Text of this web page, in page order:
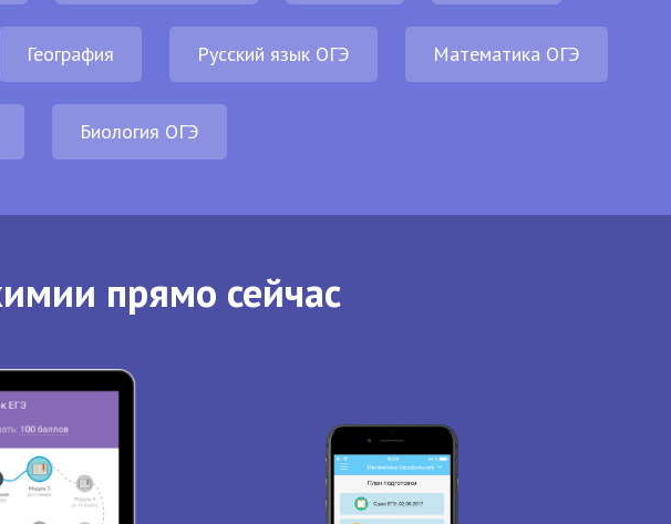
География Русский язык ОГЭ Математика ОГЭ
Биология ОГЭ
прямо сейчас